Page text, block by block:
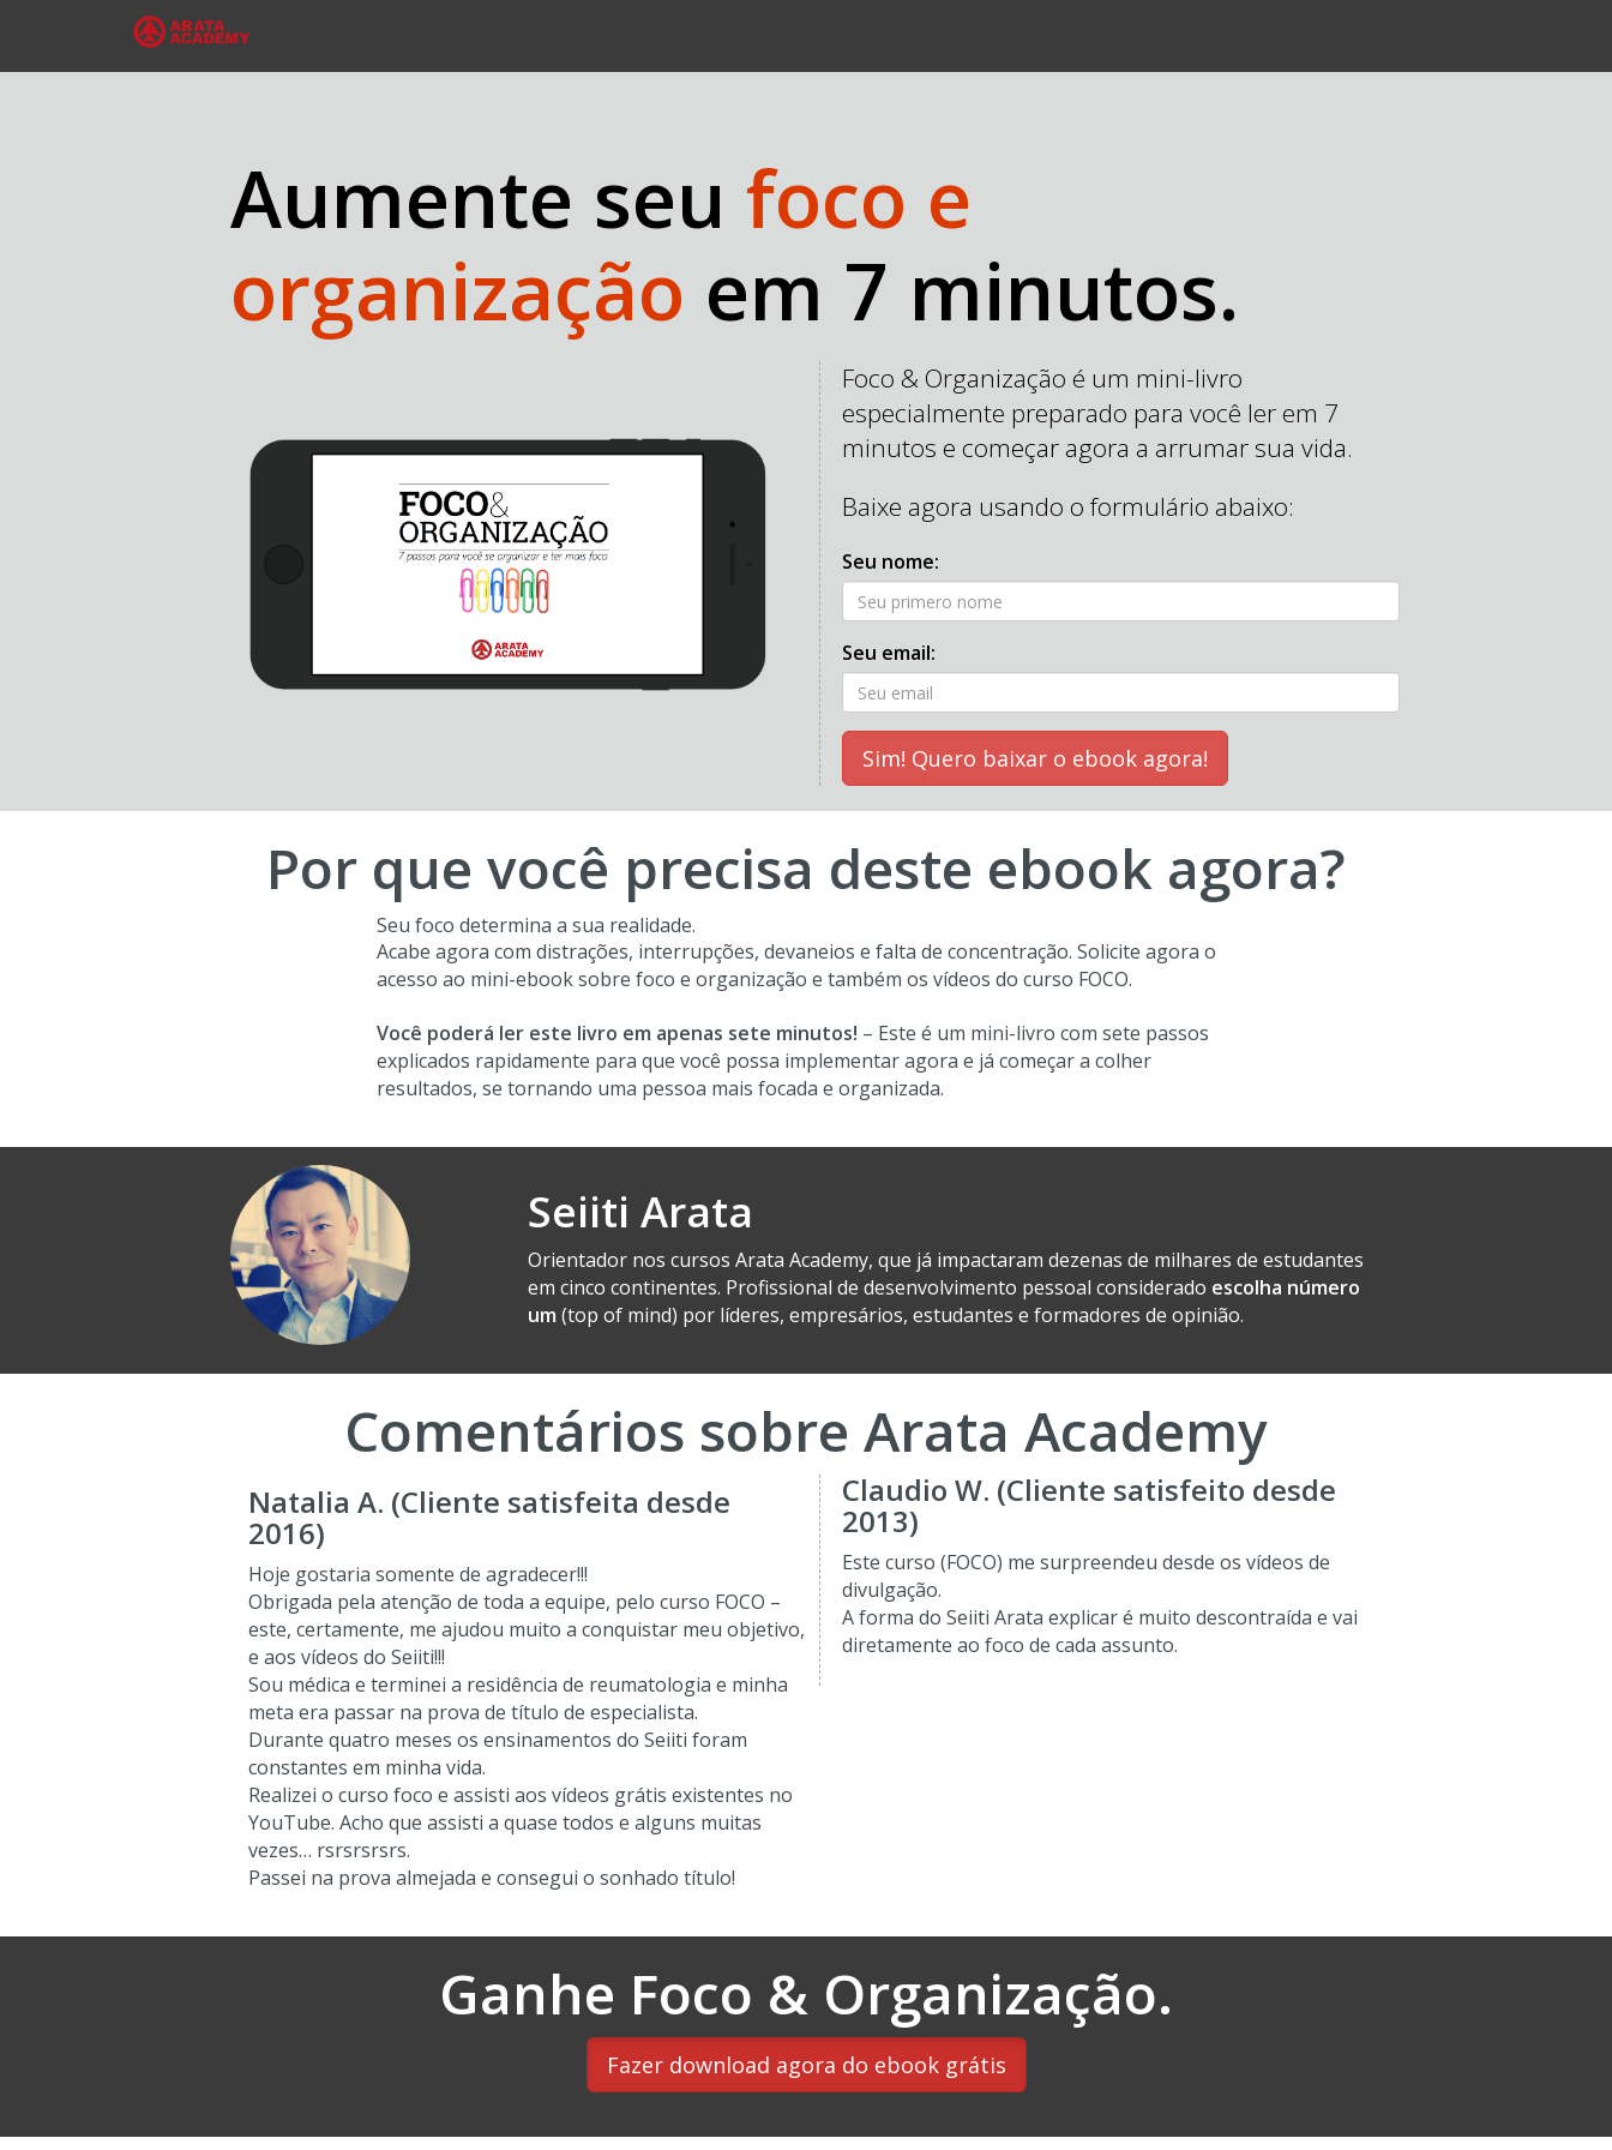
Aumente seu foco e
organização em 7 minutos.
Foco & Organização é um mini-livro
especialmente preparado para você ler em 7
minutos e começar agora a arrumar sua vida.
Baixe agora usando o formulário abaixo:
Seu nome:
Seu email:
Sim! Quero baixar o ebook agora!
Por que você precisa deste ebook agora?
Seu foco determina a sua realidade.
Acabe agora com distrações, interrupções, devaneios e falta de concentração. Solicite agora o
acesso ao mini-ebook sobre foco e organização e também os vídeos do curso FOCO.
Você poderá ler este livro em apenas sete minutos! – Este é um mini-livro com sete passos
explicados rapidamente para que você possa implementar agora e já começar a colher
resultados, se tornando uma pessoa mais focada e organizada.
Seiiti Arata
Orientador nos cursos Arata Academy, que já impactaram dezenas de milhares de estudantes
em cinco continentes. Profissional de desenvolvimento pessoal considerado escolha número
um (top of mind) por líderes, empresários, estudantes e formadores de opinião.
Comentários sobre Arata Academy
Natalia A. (Cliente satisfeita desde
2016)
Hoje gostaria somente de agradecer!!!
Obrigada pela atenção de toda a equipe, pelo curso FOCO –
este, certamente, me ajudou muito a conquistar meu objetivo,
e aos vídeos do Seiiti!!!
Sou médica e terminei a residência de reumatologia e minha
meta era passar na prova de título de especialista.
Durante quatro meses os ensinamentos do Seiiti foram
constantes em minha vida.
Realizei o curso foco e assisti aos vídeos grátis existentes no
YouTube. Acho que assisti a quase todos e alguns muitas
vezes… rsrsrsrsrs.
Passei na prova almejada e consegui o sonhado título!
Claudio W. (Cliente satisfeito desde
2013)
Este curso (FOCO) me surpreendeu desde os vídeos de
divulgação.
A forma do Seiiti Arata explicar é muito descontraída e vai
diretamente ao foco de cada assunto.
Ganhe Foco & Organização.
Fazer download agora do ebook grátis